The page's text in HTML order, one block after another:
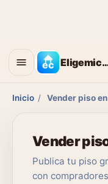
Inicio / Vender piso
Vender
Publica tu piso
con